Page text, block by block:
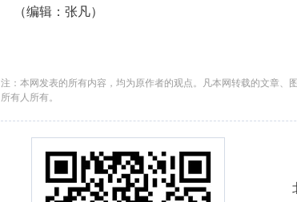
（编辑：张凡）
注：本网发表的所有内容，均为原作者的观点。凡本网转载的文章、
所有人所有。